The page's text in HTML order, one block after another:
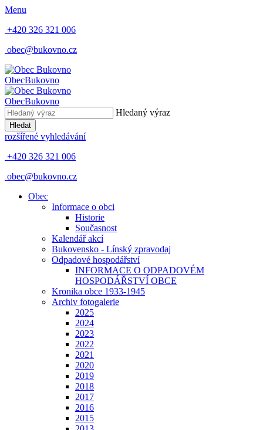
Menu
+420 326 321 006
obec@bukovno.cz
ObecBukovno
ObecBukovno
Hledaný výraz
Hledat
rozšířené vyhledávání
+420 326 321 006
obec@bukovno.cz
Obec
Informace o obci
Historie
Současnost
Kalendář akcí
Bukovensko - Línský zpravodaj
Odpadové hospodářství
INFORMACE O ODPADOVÉM
HOSPODÁŘSTVÍ OBCE
Kronika obce 1933-1945
Archiv fotogalerie
2025
2024
2023
2022
2021
2020
2019
2018
2017
2016
2015